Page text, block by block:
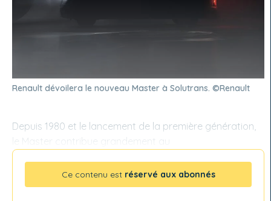
Renault dévoilera le nouveau Master à Solutrans. ©Renault
Depuis 1980 et le lancement de la première génération,
le Master contribue grandement au
Ce contenu est réservé aux abonnés